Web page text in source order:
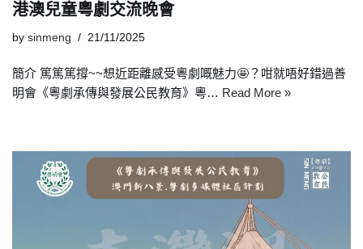
港澳兒童粵劇交流晚會
by sinmeng 21/11/2025
簡介 篤篤篤撐~~想近距離感受粵劇嘅魅力🤩？咁就唔好錯過善
明會《粵劇承傳與發展公民教育》粵… Read More »